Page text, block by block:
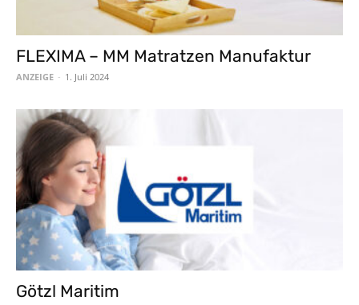
FLEXIMA – MM Matratzen Manufaktur
ANZEIGE - 1. Juli 2024
Götzl Maritim